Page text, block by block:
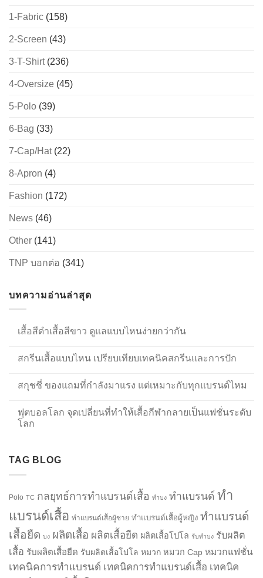
1-Fabric (158)
2-Screen (43)
3-T-Shirt(236)
4-Oversize (45)
5-Polo (39)
6-Bag (33)
7-Cap/Hat(22)
8-Apron (4)
Fashion (172)
News (46)
Other (141)
TNP บอกต่อ (341)
บทความอ่านล่าสุด
เสื้อสีดำเสื้อสีขาว ดูแลแบบไหนง่ายกว่ากัน
สกรีนเสื้อแบบไหน เปรียบเทียบเทคนิคสกรีนและการปัก
สกุชชี่ ของแถมที่กำลังมาแรง แต่เหมาะกับทุกแบรนด์ไหม
ฟุตบอลโลก จุดเปลี่ยนที่ทำให้เสื้อกีฬากลายเป็นแฟชั่นระดับ
โลก
TAG BLOG
Polo TC กลยุทธ์การทำแบรนด์เสื้อ ทำบง ทำแบรนด์ ทำ
แบรนด์เสื้อ ทำแบรนด์เสื้อผู้ชาย ทำแบรนด์เสื้อผู้หญิง ทำแบรนด์
เสื้อยืด บง ผลิตเสื้อ ผลิตเสื้อยืด ผลิตเสื้อโปโล รับทำบง รับผลิต
เสื้อ รับผลิตเสื้อยืด รับผลิตเสื้อโปโล หมวก หมวก Cap หมวกแฟชั่น
เทคนิคการทำแบรนด์ เทคนิคการทำแบรนด์เสื้อ เทคนิค